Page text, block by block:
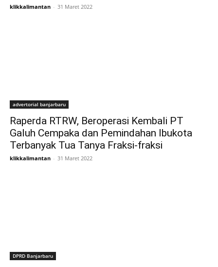
klikkalimantan - 31 Maret 2022
advertorial banjarbaru
Raperda RTRW, Beroperasi Kembali PT
Galuh Cempaka dan Pemindahan Ibukota
Terbanyak Tua Tanya Fraksi-fraksi
klikkalimantan - 31 Maret 2022
DPRD Banjarbaru